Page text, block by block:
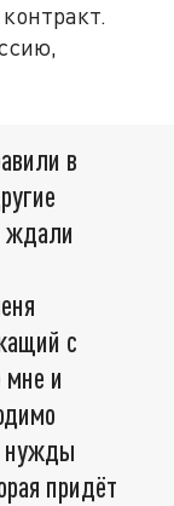
в
ждали
с
и
нужды
придёт